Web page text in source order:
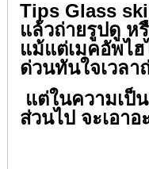
Tips Glass
แล้วถ่ายรูปดู ห
แม้แต่เมคอัพไ
ด่วนทันใจเวลา
แต่ในความเป็
ส่วนไป จะเอา